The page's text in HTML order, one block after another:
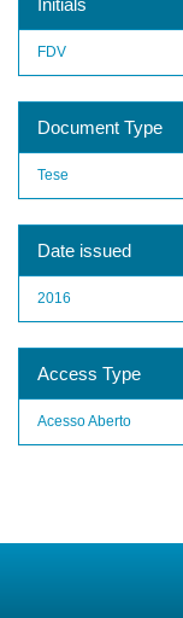
FDV
Document Type
Tese
Date issued
2016
Access Type
Acesso Aberto